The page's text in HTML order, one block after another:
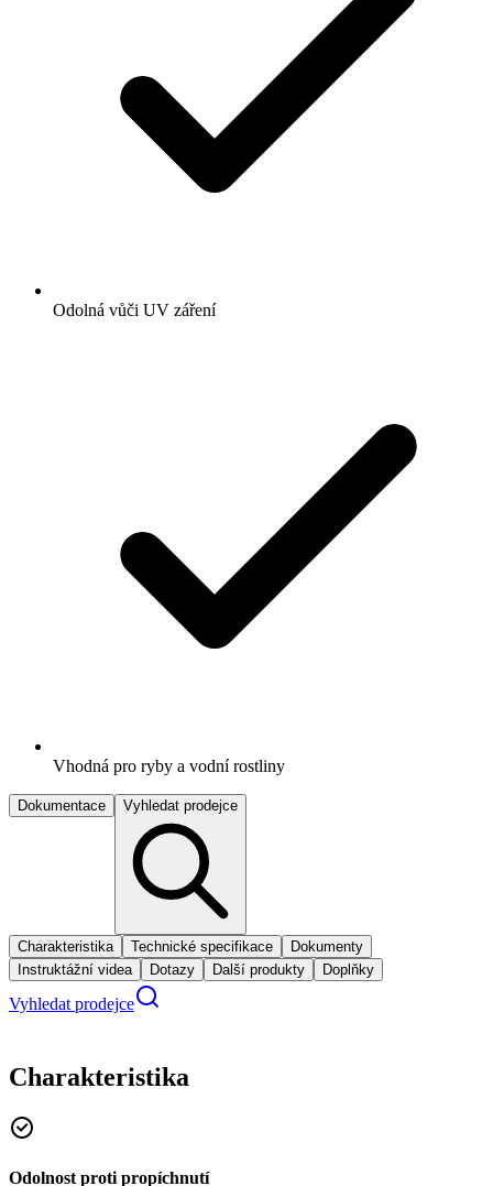
Odolná vůči UV záření
Vhodná pro ryby a vodní rostliny
Dokumentace Vyhledat prodejce
Charakteristika Technické specifikace
Dokumenty
Instruktážní videa
Dotazy Další produkty Doplňky
Vyhledat prodejce
Charakteristika
Odolnost proti propíchnutí